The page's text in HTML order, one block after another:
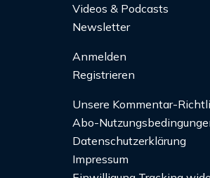
Videos & Podcasts
Newsletter
Anmelden
Registrieren
Unsere Kommentar-
Abo-
Datenschutzerklärung
Impressum